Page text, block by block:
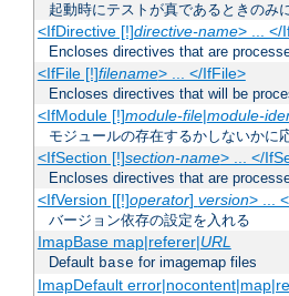
起動時にテストが真であるときのみ
<IfDirective [!]directive-name> ... </
Encloses directives that are
<IfFile [!]filename> ... </IfFile>
Encloses directives that will be
<IfModule [!]module-file|module-
モジュールの存在するかしないかに
<IfSection [!]section-name> ... </
Encloses directives that are
<IfVersion [[!]operator] version> ...
バージョン依存の設定を入れる
ImapBase map|referer|URL
Default base for imagemap files
ImapDefault